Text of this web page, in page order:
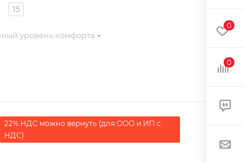
15
уровень комфорта
22% НДС можно вернуть (для ООО и ИП с
НДС)
0
0